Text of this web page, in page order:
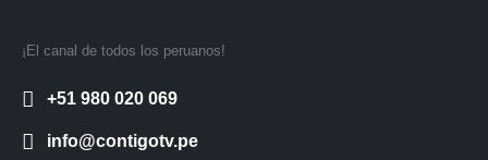
¡El canal de todos los peruanos!
+51 980 020 069
info@contigotv.pe